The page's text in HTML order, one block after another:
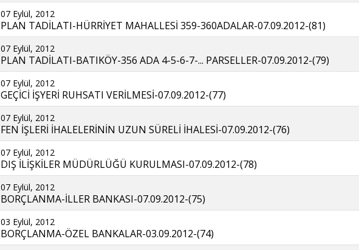
07 Eylül, 2012
PLAN TADİLATI-HÜRRİYET MAHALLESİ 359-360ADALAR-07.09.2012-(81)
07 Eylül, 2012
PLAN TADİLATI-BATIKÖY-356 ADA 4-5-6-7-... PARSELLER-07.09.2012-(79)
07 Eylül, 2012
GEÇİCİ İŞYERİ RUHSATI VERİLMESİ-07.09.2012-(77)
07 Eylül, 2012
FEN İŞLERİ İHALELERİNİN UZUN SÜRELİ İHALESİ-07.09.2012-(76)
07 Eylül, 2012
DIŞ İLİŞKİLER MÜDÜRLÜĞÜ KURULMASI-07.09.2012-(78)
07 Eylül, 2012
BORÇLANMA-İLLER BANKASI-07.09.2012-(75)
03 Eylül, 2012
BORÇLANMA-ÖZEL BANKALAR-03.09.2012-(74)